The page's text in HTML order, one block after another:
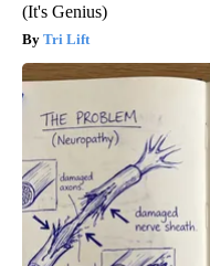
(It's Genius)
Tri Lift